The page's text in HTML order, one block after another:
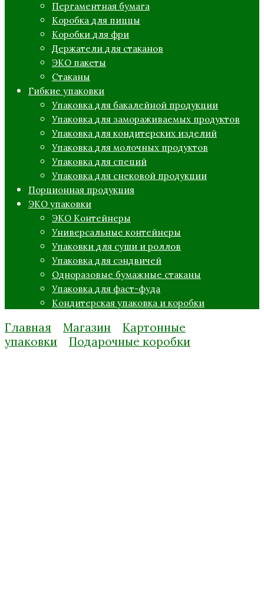
Пергаментная бумага
Коробка для пиццы
Коробки для фри
Держатели для стаканов
ЭКО пакеты
Стаканы
Гибкие упаковки
Упаковка для бакалейной продукции
Упаковка для замораживаемых продуктов
Упаковка для кондитерских изделий
Упаковка для молочных продуктов
Упаковка для специй
Упаковка для снековой продукции
Порционная продукция
ЭКО упаковки
ЭКО Контейнеры
Универсальные контейнеры
Упаковки для суши и роллов
Упаковка для сэндвичей
Одноразовые бумажные стаканы
Упаковка для фаст-фуда
Кондитерская упаковка и коробки
Главная Магазин
Картонные
упаковки
Подарочные коробки